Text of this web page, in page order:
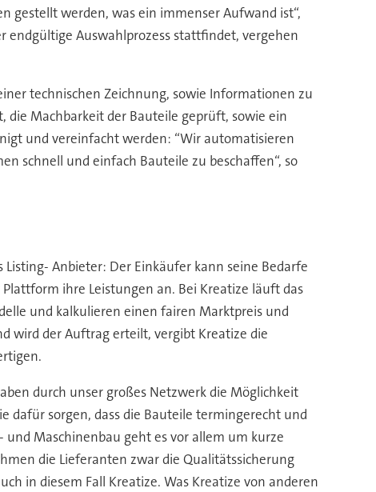
gestellt werden, was ein immenser Aufwand ist“,
endgültige Auswahlprozess stattfindet, vergehen
technischen Zeichnung, sowie Informationen zu
Machbarkeit der Bauteile geprüft, sowie ein
und vereinfacht werden: “Wir automatisieren
schnell und einfach Bauteile zu beschaffen“, so
Anbieter: Der Einkäufer kann seine Bedarfe
ihre Leistungen an. Bei Kreatize läuft das
und kalkulieren einen fairen Marktpreis und
wird der Auftrag erteilt, vergibt Kreatize die
durch unser großes Netzwerk die Möglichkeit
dafür sorgen, dass die Bauteile termingerecht und
Maschinenbau geht es vor allem um kurze
die Lieferanten zwar die Qualitätssicherung
in diesem Fall Kreatize. Was Kreatize von anderen